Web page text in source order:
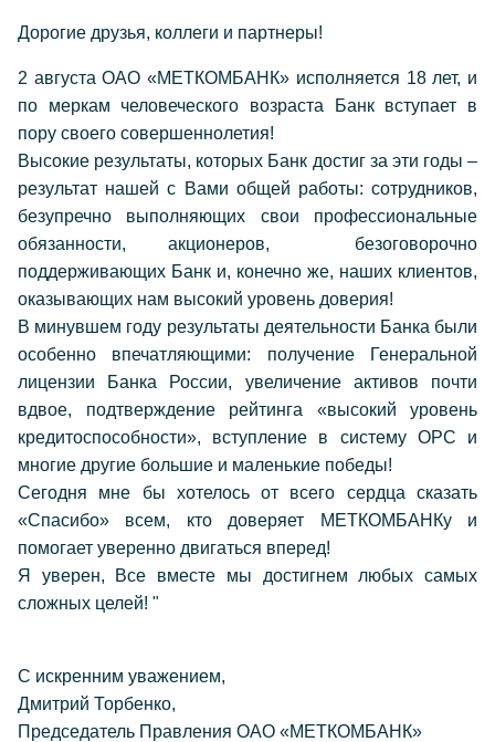
Дорогие друзья, коллеги и партнеры!
2 августа ОАО «МЕТКОМБАНК» исполняется 18 лет, и
по меркам человеческого возраста Банк вступает в
пору своего совершеннолетия!
Высокие результаты, которых Банк достиг за эти годы –
результат нашей с Вами общей работы: сотрудников,
безупречно выполняющих свои профессиональные
обязанности, акционеров, безоговорочно
поддерживающих Банк и, конечно же, наших клиентов,
оказывающих нам высокий уровень доверия!
В минувшем году результаты деятельности Банка были
особенно впечатляющими: получение Генеральной
лицензии Банка России, увеличение активов почти
вдвое, подтверждение рейтинга «высокий уровень
кредитоспособности», вступление в систему ОРС и
многие другие большие и маленькие победы!
Сегодня мне бы хотелось от всего сердца сказать
«Спасибо» всем, кто доверяет МЕТКОМБАНКу и
помогает уверенно двигаться вперед!
Я уверен, Все вместе мы достигнем любых самых
сложных целей! "
С искренним уважением,
Дмитрий Торбенко,
Председатель Правления ОАО «МЕТКОМБАНК»